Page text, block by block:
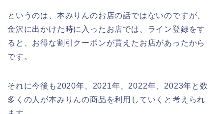
というのは、本みりんのお店の話ではないのですが、
金沢に出かけた時に入ったお店では、ライン登録をす
ると、お得な割引クーポンが貰えたお店があったから
です。
それに今後も2020年、2021年、2022年、2023年と数
多くの人が本みりんの商品を利用していくと考えられ